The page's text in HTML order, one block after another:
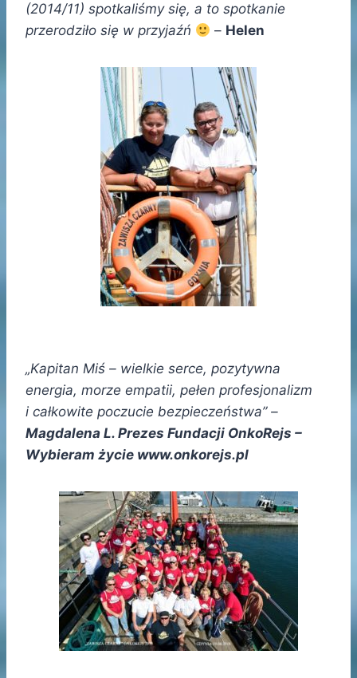
(2014/11) spotkaliśmy się, a to spotkanie
przerodziło się w przyjaźń
– Helen
„Kapitan Miś – wielkie serce, pozytywna
energia, morze empatii, pełen profesjonalizm
i całkowite poczucie bezpieczeństwa” –
Magdalena L. Prezes Fundacji OnkoRejs –
Wybieram życie www.onkorejs.pl